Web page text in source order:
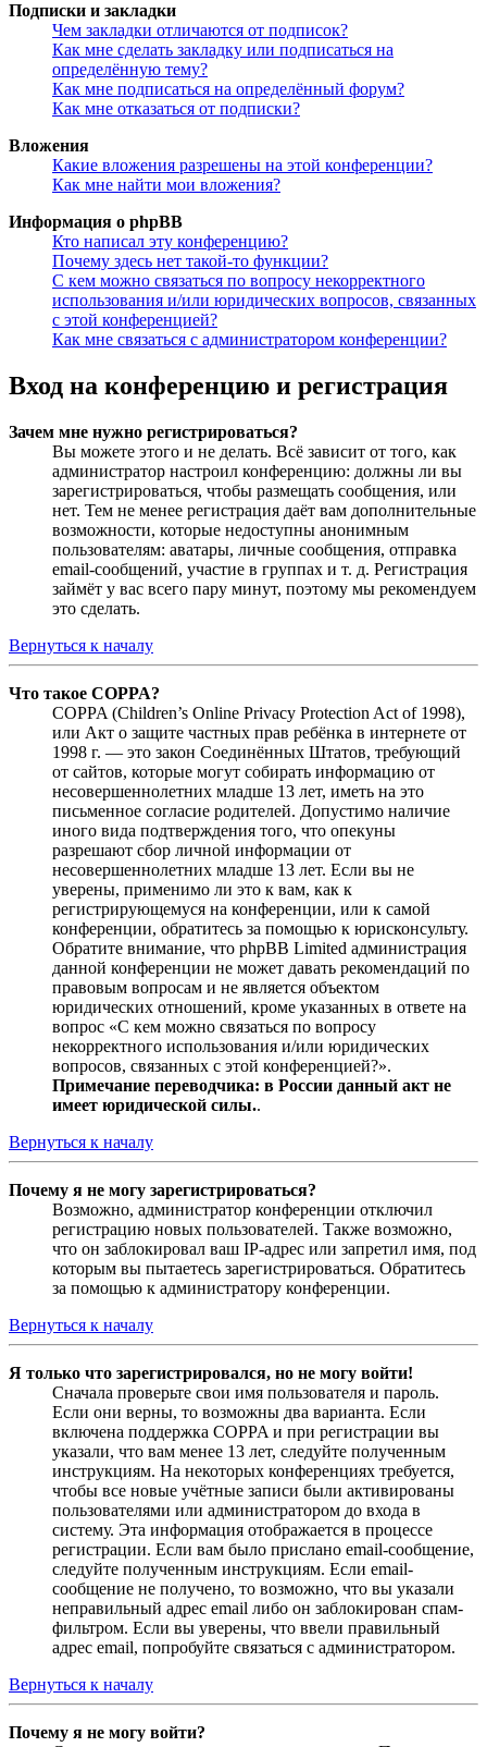
Подписки и закладки
Чем закладки отличаются от подписок?
Как мне сделать закладку или подписаться на
определённую тему?
Как мне подписаться на определённый форум?
Как мне отказаться от подписки?
Вложения
Какие вложения разрешены на этой конференции?
Как мне найти мои вложения?
Информация о phpBB
Кто написал эту конференцию?
Почему здесь нет такой-то функции?
С кем можно связаться по вопросу некорректного
использования и/или юридических вопросов, связанных
с этой конференцией?
Как мне связаться с администратором конференции?
Вход на конференцию и регистрация
Зачем мне нужно регистрироваться?
Вы можете этого и не делать. Всё зависит от того, как
администратор настроил конференцию: должны ли вы
зарегистрироваться, чтобы размещать сообщения, или
нет. Тем не менее регистрация даёт вам дополнительные
возможности, которые недоступны анонимным
пользователям: аватары, личные сообщения, отправка
email-сообщений, участие в группах и т. д. Регистрация
займёт у вас всего пару минут, поэтому мы рекомендуем
это сделать.
Вернуться к началу
Что такое COPPA?
COPPA (Children’s Online Privacy Protection Act of 1998),
или Акт о защите частных прав ребёнка в интернете от
1998 г. — это закон Соединённых Штатов, требующий
от сайтов, которые могут собирать информацию от
несовершеннолетних младше 13 лет, иметь на это
письменное согласие родителей. Допустимо наличие
иного вида подтверждения того, что опекуны
разрешают сбор личной информации от
несовершеннолетних младше 13 лет. Если вы не
уверены, применимо ли это к вам, как к
регистрирующемуся на конференции, или к самой
конференции, обратитесь за помощью к юрисконсульту.
Обратите внимание, что phpBB Limited администрация
данной конференции не может давать рекомендаций по
правовым вопросам и не является объектом
юридических отношений, кроме указанных в ответе на
вопрос «С кем можно связаться по вопросу
некорректного использования и/или юридических
вопросов, связанных с этой конференцией?».
Примечание переводчика: в России данный акт не
имеет юридической силы..
Вернуться к началу
Почему я не могу зарегистрироваться?
Возможно, администратор конференции отключил
регистрацию новых пользователей. Также возможно,
что он заблокировал ваш IP-адрес или запретил имя, под
которым вы пытаетесь зарегистрироваться. Обратитесь
за помощью к администратору конференции.
Вернуться к началу
Я только что зарегистрировался, но не могу войти!
Сначала проверьте свои имя пользователя и пароль.
Если они верны, то возможны два варианта. Если
включена поддержка COPPA и при регистрации вы
указали, что вам менее 13 лет, следуйте полученным
инструкциям. На некоторых конференциях требуется,
чтобы все новые учётные записи были активированы
пользователями или администратором до входа в
систему. Эта информация отображается в процессе
регистрации. Если вам было прислано email-сообщение,
следуйте полученным инструкциям. Если email-
сообщение не получено, то возможно, что вы указали
неправильный адрес email либо он заблокирован спам-
фильтром. Если вы уверены, что ввели правильный
адрес email, попробуйте связаться с администратором.
Вернуться к началу
Почему я не могу войти?